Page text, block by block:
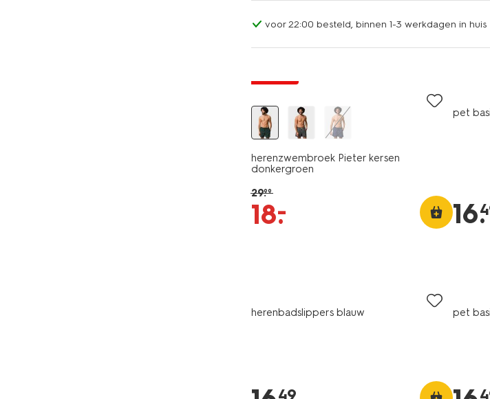
voor 22:00 besteld, binnen 1-3 werkdagen in huis
herenzwembroek Pieter kersen
donkergroen
29.99
18.
–
pet
16.
herenbadslippers blauw pet